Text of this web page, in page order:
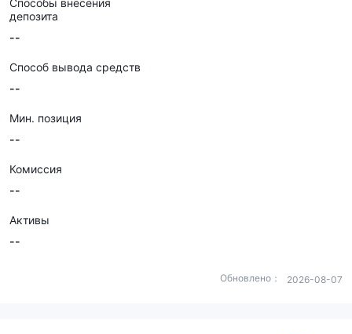
Способы внесения
депозита
--
Способ вывода средств
--
Мин. позиция
--
Комиссия
--
Активы
--
Обновлено： 2026-08-07